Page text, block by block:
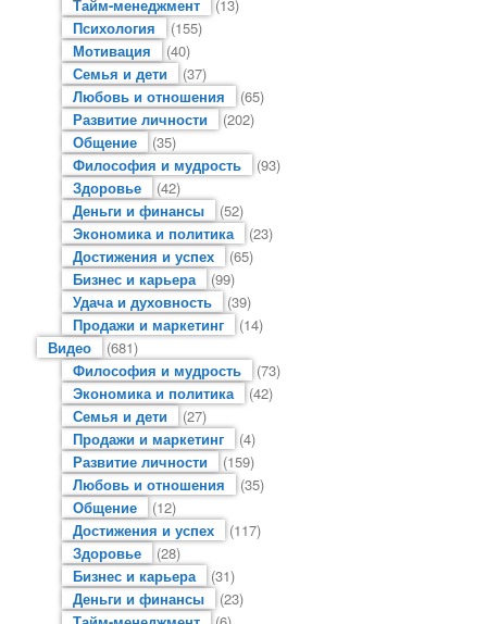
Тайм-менеджмент
(13)
Психология
(155)
Мотивация
(40)
Семья и дети
(37)
Любовь и отношения
(65)
Развитие личности
(202)
Общение
(35)
Философия и мудрость
(93)
Здоровье
(42)
Деньги и финансы
(52)
Экономика и политика
(23)
Достижения и успех
(65)
Бизнес и карьера
(99)
Удача и духовность
(39)
Продажи и маркетинг
(14)
Видео
(681)
Философия и мудрость
(73)
Экономика и политика
(42)
Семья и дети
(27)
Продажи и маркетинг
(4)
Развитие личности
(159)
Любовь и отношения
(35)
Общение
(12)
Достижения и успех
(117)
Здоровье
(28)
Бизнес и карьера
(31)
Деньги и финансы
(23)